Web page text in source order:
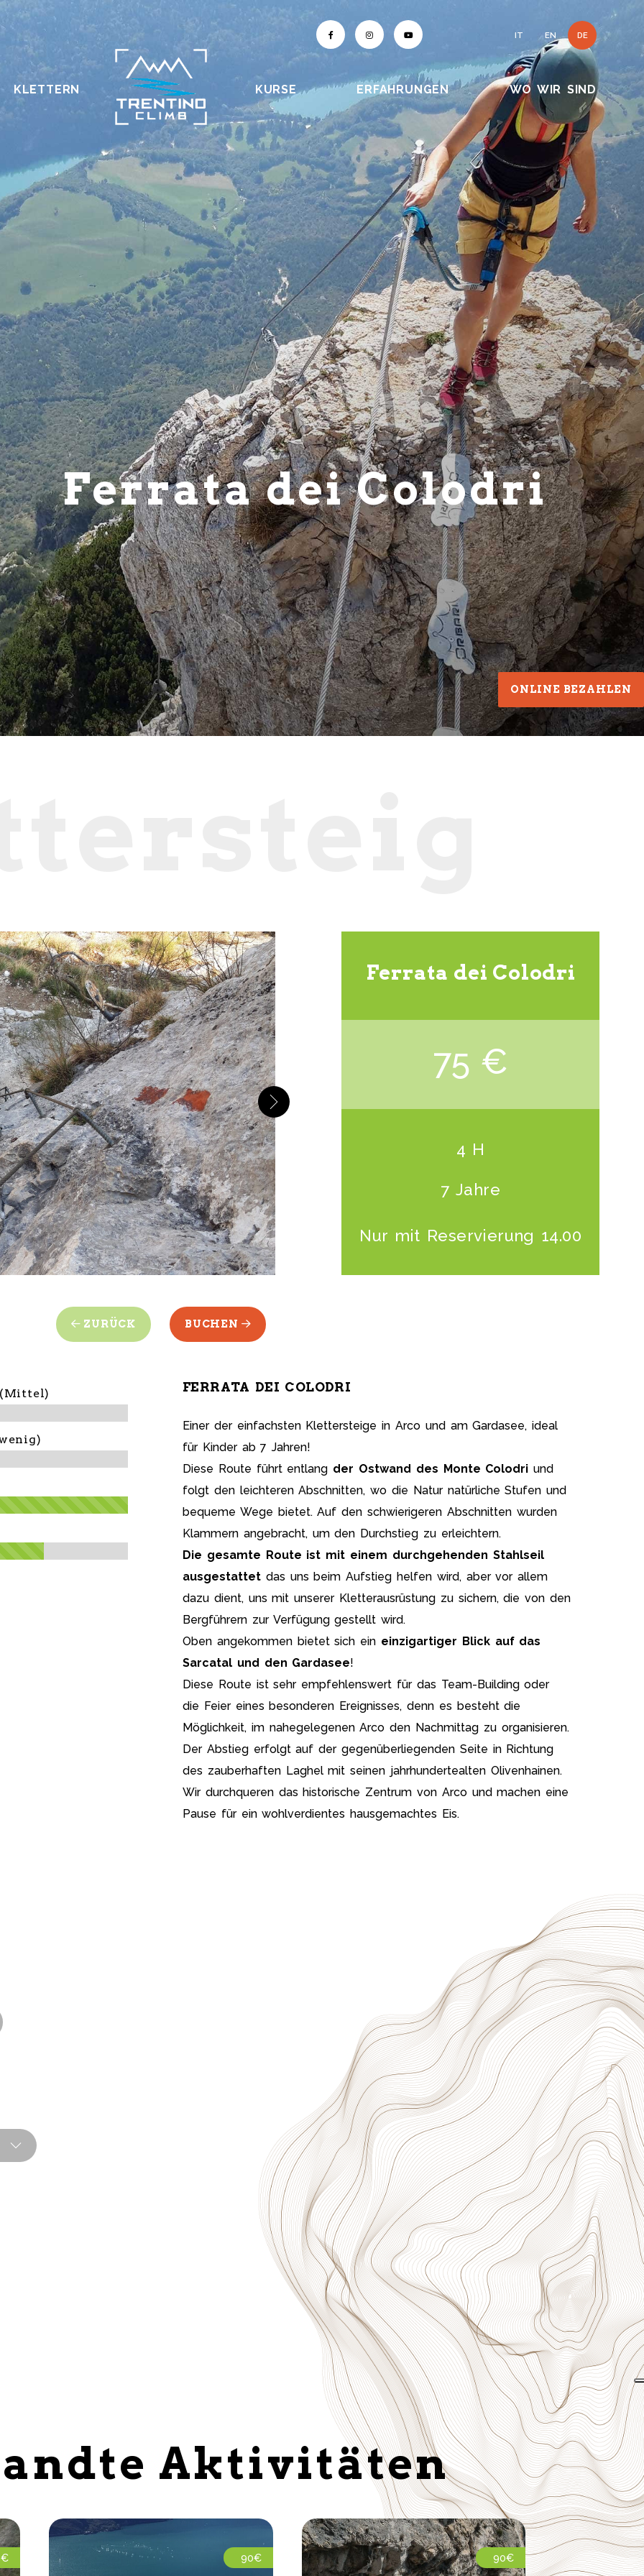
IT EN DE
KLETTERN KURSE ERFAHRUNGEN WO WIR SIND
ONLINE BEZAHLEN
Ferrata dei Colodri
Ferrata dei Colodri
75 €
4 H
7 Jahre
Nur mit Reservierung 14.00
ZURÜCK BUCHEN
(Mittel) FERRATA DEI COLODRI
Einer der einfachsten Klettersteige in Arco und am Gardasee, ideal
für Kinder ab 7 Jahren!
Diese Route führt entlang der Ostwand des Monte Colodri und
folgt den leichteren Abschnitten, wo die Natur natürliche Stufen und
bequeme Wege bietet. Auf den schwierigeren Abschnitten wurden
Klammern angebracht, um den Durchstieg zu erleichtern.
Die gesamte Route ist mit einem durchgehenden Stahlseil
ausgestattet das uns beim Aufstieg helfen wird, aber vor allem
dazu dient, uns mit unserer Kletterausrüstung zu sichern, die von den
Bergführern zur Verfügung gestellt wird.
Oben angekommen bietet sich ein einzigartiger Blick auf das
Sarcatal und den Gardasee!
Diese Route ist sehr empfehlenswert für das Team-Building oder
die Feier eines besonderen Ereignisses, denn es besteht die
Möglichkeit, im nahegelegenen Arco den Nachmittag zu organisieren.
Der Abstieg erfolgt auf der gegenüberliegenden Seite in Richtung
des zauberhaften Laghel mit seinen jahrhundertealten Olivenhainen.
Wir durchqueren das historische Zentrum von Arco und machen eine
Pause für ein wohlverdientes hausgemachtes Eis.
Aktivitäten
90€ 90€